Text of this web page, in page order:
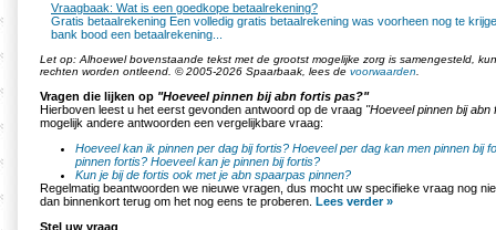
Vraagbaak: Wat is een goedkope betaalrekening?
Gratis betaalrekening Een volledig gratis betaalrekening was voorheen nog te
bank bood een betaalrekening...
Let op: Alhoewel bovenstaande tekst met de grootst mogelijke zorg is samengesteld,
rechten worden ontleend. © 2005-2026 Spaarbaak, lees de voorwaarden
Vragen die lijken op "Hoeveel pinnen bij abn fortis pas?"
Hierboven leest u het eerst gevonden antwoord op de vraag "Hoeveel pinnen bij abn
mogelijk andere antwoorden een vergelijkbare vraag:
Hoeveel kan ik pinnen per dag bij fortis? Hoeveel per dag kan men pinnen bij
pinnen fortis? Hoeveel kan je pinnen bij fortis?
Kun je bij de fortis ook met je abn spaarpas pinnen?
Regelmatig beantwoorden we nieuwe vragen, dus mocht uw specifieke vraag nog
dan binnenkort terug om het nog eens te proberen. Lees verder »
Stel uw vraag